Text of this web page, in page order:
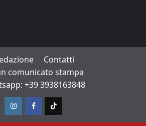
Contatti
comunicato stampa
+39 3938163848
InstagramFacebook
TikTok